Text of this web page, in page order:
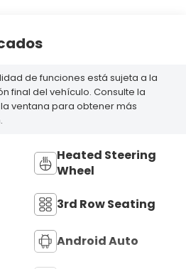
de funciones está sujeta a la
final del vehículo. Consulte la
ventana para obtener más
Heated Steering
Wheel
3rd Row Seating
Android Auto